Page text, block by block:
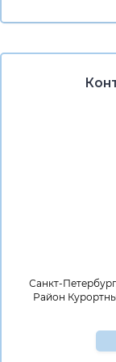
Санкт-
Район